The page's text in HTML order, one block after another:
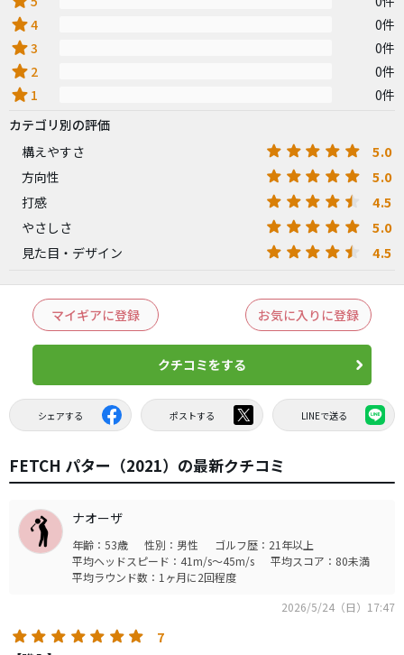
star4 0件
star3 0件
star 2 0件
star 1
0件
カテゴリ別の評価
構えやすさ
5.0
方向性 5.0
打感 4.5
やさしさ 5.0
見た目・デザイン 4.5
マイギアに登録 お気に入りに登録
クチコミをする
シェアする ポストする LINEで送る
FETCH パター（2021）の最新クチコミ
ナオーザ
年齢：53歳 性別：男性
ゴルフ歴：21年以上
平均ヘッドスピード：41m/s～45m/s
平均スコア：80未満
平均ラウンド数：1ヶ月に2回程度
2026/5/24（日）17:47
7